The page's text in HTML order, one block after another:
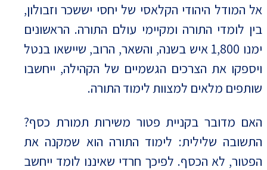
אל המודל היהודי הקלאסי של יחסי יששכר וזבולון,
בין לומדי התורה ומקיימי עולם התורה. הראשונים
ימנו 1,800 איש בשנה, והשאר, הרוב, שיישאו בנטל
ויספקו את הצרכים הגשמיים של הקהילה, ייחשבו
שותפים מלאים למצוות לימוד התורה.
האם מדובר בקניית פטור משירות תמורת כסף?
התשובה שלילית: לימוד התורה הוא שמקנה את
הפטור, לא הכסף. לפיכך חרדי שאיננו לומד ייחשב